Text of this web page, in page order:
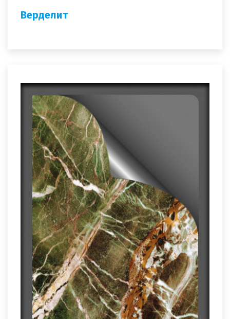
Верделит